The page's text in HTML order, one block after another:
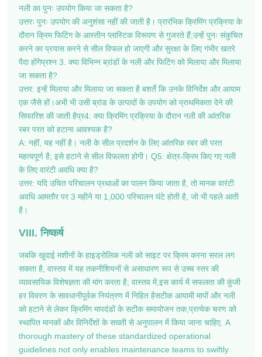
नली का पुनः उपयोग किया जा सकता है?
उत्तरः पुनः उपयोग की अनुशंसा नहीं की जाती है। प्रारंभिक क्रिमिंग प्रक्रिया के
दौरान क्रिम फिटिंग के आस्तीन प्लास्टिक विरूपण से गुजरते हैं;उन्हें पुनः संकुचित
करने का प्रयास करने से सील विफल हो जाएगी और सुरक्षा के लिए गंभीर खतरे
पैदा होंगेप्रश्न 3. क्या विभिन्न ब्रांडों के नली और फिटिंग को मिलाया और मिलाया
जा सकता है?
उत्तर: इन्हें मिलाया और मिलाया जा सकता है बशर्ते कि उनके विनिर्देश और आयाम
एक जैसे हों।अभी भी उसी ब्रांड के उत्पादों के उपयोग को प्राथमिकता देने की
सिफारिश की जाती हैप्र4: क्या क्रिमिंग प्रक्रिया के दौरान नली की आंतरिक
रबर परत को हटाना आवश्यक है?
A: नहीं, यह नहीं है। नली के सील प्रदर्शन के लिए आंतरिक रबर की परत
महत्वपूर्ण है; इसे हटाने से सील विफलता होगी। Q5: क्षेत्र-क्रिम किए गए नली
के लिए वारंटी अवधि क्या है?
उत्तर: यदि उचित परिचालन प्रथाओं का पालन किया जाता है, तो मानक वारंटी
अवधि आमतौर पर 3 महीने या 1,000 परिचालन घंटे होती है, जो भी पहले आती
है।
VIII. निष्कर्ष
जबकि खुदाई मशीनों के हाइड्रोलिक नली को साइट पर क्रिम करना सरल लग
सकता है, वास्तव में यह तकनीशियनों से असाधारण रूप से उच्च स्तर की
व्यावसायिक विशेषज्ञता की मांग करता है; वास्तव में,इस कार्य में सफलता की कुंजी
हर विवरण के सावधानीपूर्वक नियंत्रण में निहित हैसटीक आयामी मापों और नली
को हटाने से लेकर क्रिमिंग मापदंडों के सटीक समायोजन तक,प्रत्येक चरण को
स्थापित मानकों और विनिर्देशों के सख्ती से अनुपालन में किया जाना चाहिए. A
thorough mastery of these standardized operational
guidelines not only enables maintenance teams to swiftly